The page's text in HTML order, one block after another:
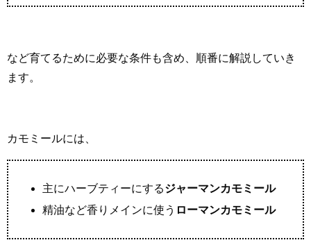
など育てるために必要な条件も含め、順番に解説していき
ます。
カモミールには、
主にハーブティーにするジャーマンカモミール
精油など香りメインに使う ローマンカモミール